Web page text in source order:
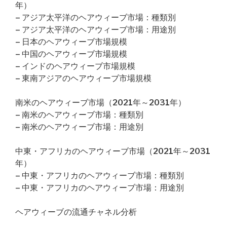
年）
– アジア太平洋のヘアウィーブ市場：種類別
– アジア太平洋のヘアウィーブ市場：用途別
– 日本のヘアウィーブ市場規模
– 中国のヘアウィーブ市場規模
– インドのヘアウィーブ市場規模
– 東南アジアのヘアウィーブ市場規模
南米のヘアウィーブ市場（2021年～2031年）
– 南米のヘアウィーブ市場：種類別
– 南米のヘアウィーブ市場：用途別
中東・アフリカのヘアウィーブ市場（2021年～2031
年）
– 中東・アフリカのヘアウィーブ市場：種類別
– 中東・アフリカのヘアウィーブ市場：用途別
ヘアウィーブの流通チャネル分析